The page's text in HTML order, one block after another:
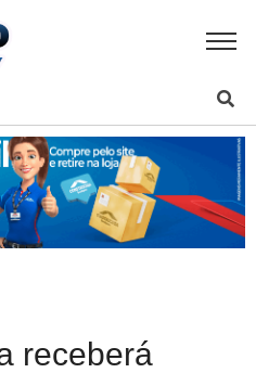
receberá